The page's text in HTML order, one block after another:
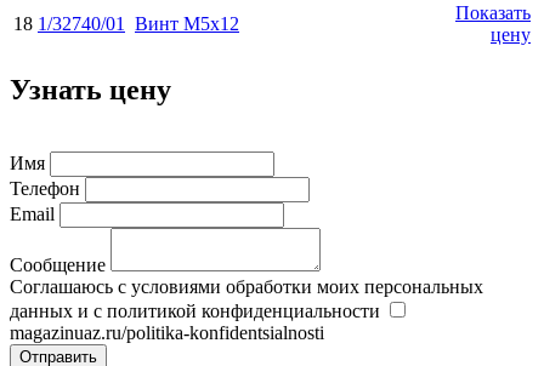
18 1/32740/01 Винт М5х12
Показать
цену
Узнать цену
Имя
Телефон
Email
Сообщение
Соглашаюсь с условиями обработки моих персональных
данных и с политикой конфиденциальности
magazinuaz.ru/politika-konfidentsialnosti
Отправить